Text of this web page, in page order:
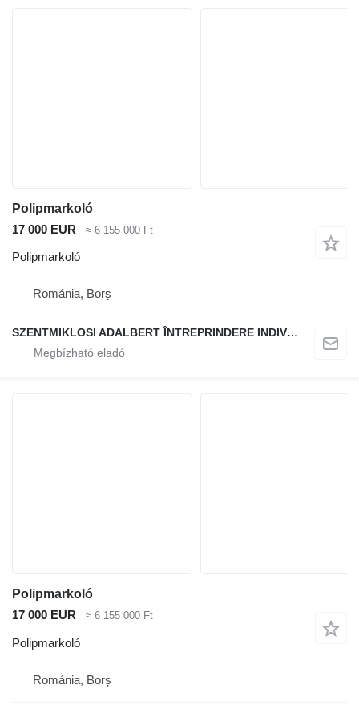
Polipmarkoló
17 000 EUR
≈ 6 155 000 Ft
Polipmarkoló
Románia, Borș
SZENTMIKLOSI ADALBERT ÎNTREPRINDERE INDIVIDUALĂ
Polipmarkoló
17 000 EUR
≈ 6 155 000 Ft
Polipmarkoló
Románia, Borș